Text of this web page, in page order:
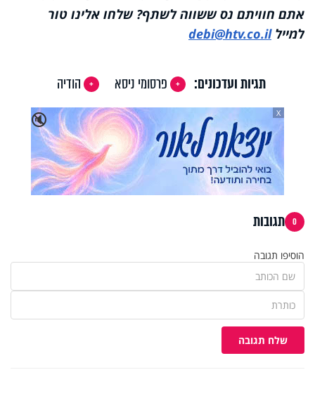
אתם חוויתם נס ששווה לשתף? שלחו אלינו טור
למיילdebi@htv.co.il
תגיות ועדכונים: פרסומי ניסא
הודיה
🔇
X
0 תגובות
הוסיפו תגובה
שלח תגובה